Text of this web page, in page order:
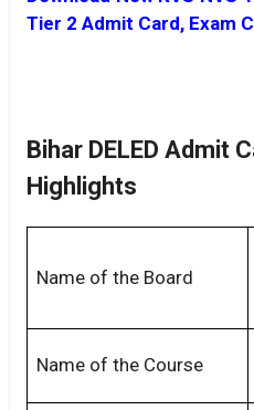
Tier 2 Admit Card, Exam
Bihar DELED Admit
Highlights
Name of the Board
Name of the Course